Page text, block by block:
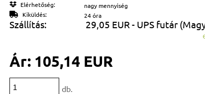
Elérhetőség:
nagy mennyiség
Kiküldés:
24 óra
Szállítás: 29,05 EUR - UPS futár
Ár: 105,14 EUR
db.